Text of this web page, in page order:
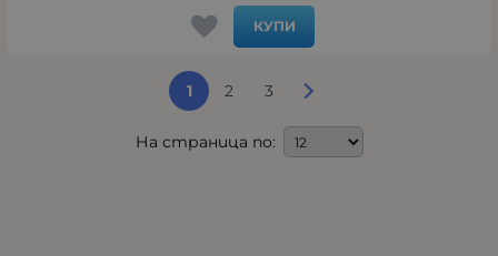
КУПИ
1 2 3
На страница по: